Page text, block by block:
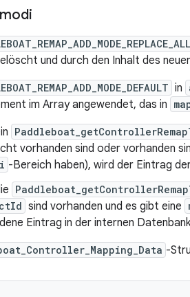
und durch den Inhalt des
in
im Array angewendet, das in
vorhanden sind oder vorhanden
-Bereich haben), wird der Eintrag
sind vorhanden und es gibt eine
Eintrag in der internen Datenbank
-